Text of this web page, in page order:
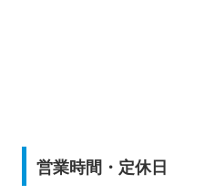
営業時間・定休日